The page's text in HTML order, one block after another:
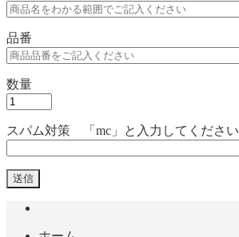
品番
数量
スパム対策 「mc」と入力してください